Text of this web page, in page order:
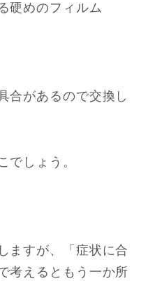
硬めのフィルム
合があるので交換し
でしょう。
ますが、「症状に合
考えるともう一か所